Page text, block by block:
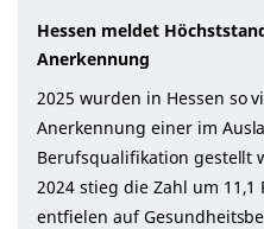
Hessen meldet
Anerkennung
2025 wurden in Hessen so
Anerkennung einer im
Berufsqualifikation gestellt
2024 stieg die Zahl um
entfielen auf